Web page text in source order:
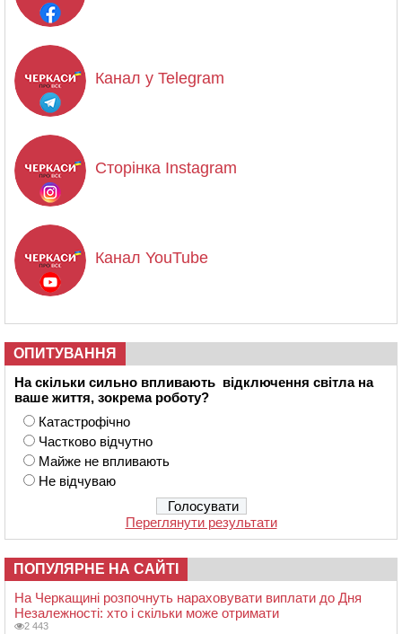
Канал у Telegram
Сторінка Instagram
Канал YouTube
ОПИТУВАННЯ
На скільки сильно впливають відключення світла на
ваше життя, зокрема роботу?
Катастрофічно
Частково відчутно
Майже не впливають
Не відчуваю
Переглянути результати
ПОПУЛЯРНЕ НА САЙТІ
На Черкащині розпочнуть нараховувати виплати до Дня
Незалежності: хто і скільки може отримати
2 443